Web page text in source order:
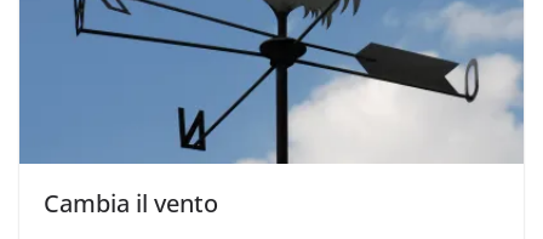
Cambia il vento